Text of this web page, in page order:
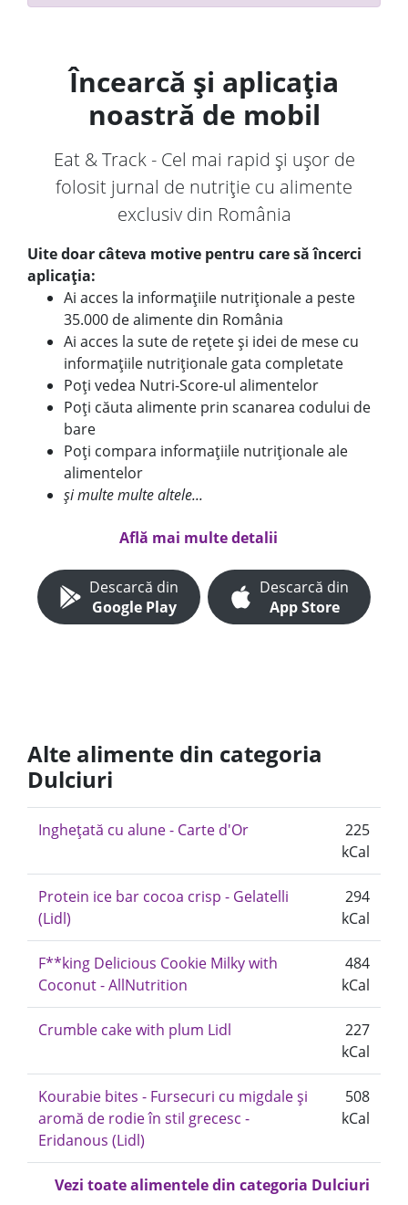
Încearcă și aplicația
noastră de mobil
Eat & Track - Cel mai rapid și ușor de
folosit jurnal de nutriție cu alimente
exclusiv din România
Uite doar câteva motive pentru care să încerci
aplicația:
Ai acces la informațiile nutriționale a peste
35.000 de alimente din România
Ai acces la sute de rețete și idei de mese cu
informațiile nutriționale gata completate
Poți vedea Nutri-Score-ul alimentelor
Poți căuta alimente prin scanarea codului de
bare
Poți compara informațiile nutriționale ale
alimentelor
și multe multe altele...
Află mai multe detalii
Descarcă din
Google Play
Descarcă din
App Store
Alte alimente din categoria
Dulciuri
Inghețată cu alune - Carte d'Or
225
kCal
Protein ice bar cocoa crisp - Gelatelli
(Lidl)
294
kCal
F**king Delicious Cookie Milky with
Coconut - AllNutrition
484
kCal
Crumble cake with plum Lidl
227
kCal
Kourabie bites - Fursecuri cu migdale și
aromă de rodie în stil grecesc -
Eridanous (Lidl)
508
kCal
Vezi toate alimentele din categoria Dulciuri